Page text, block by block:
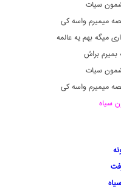
سیات
میمیرم واسه کی
میگه بهم یه عالمه
براش
سیات
میمیرم واسه کی
سیاه